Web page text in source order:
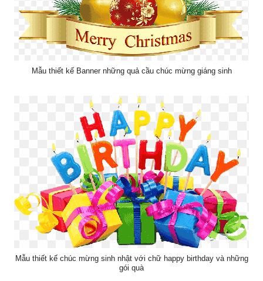
Mẫu thiết kế Banner những quả cầu chúc mừng giáng sinh
Mẫu thiết kế chúc mừng sinh nhật với chữ happy birthday và những
gói quà